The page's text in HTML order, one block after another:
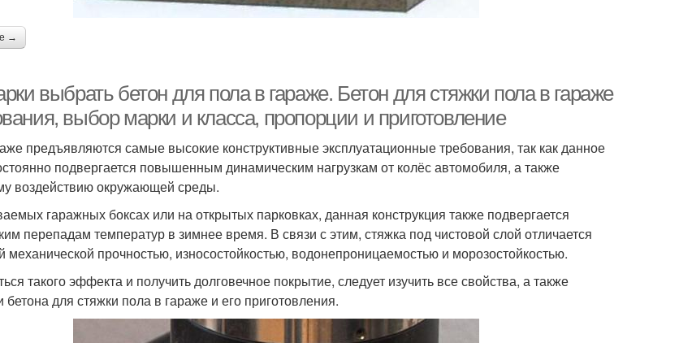
→
выбрать бетон для пола в гараже. Бетон для стяжки пола в гараже
выбор марки и класса, пропорции и приготовление
предъявляются самые высокие конструктивные эксплуатационные требования, так как данное
подвергается повышенным динамическим нагрузкам от колёс автомобиля, а также
воздействию окружающей среды.
гаражных боксах или на открытых парковках, данная конструкция также подвергается
перепадам температур в зимнее время. В связи с этим, стяжка под чистовой слой отличается
прочностью, износостойкостью, водонепроницаемостью и морозостойкостью.
такого эффекта и получить долговечное покрытие, следует изучить все свойства, а также
бетона для стяжки пола в гараже и его приготовления.